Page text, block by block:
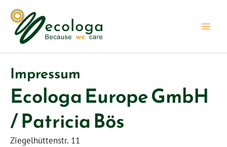
Zum
Inhalt
springen
Impressum
Ecologa Europe GmbH
/ Patricia Bös
Ziegelhüttenstr. 11